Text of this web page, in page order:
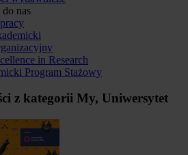
do nas
in Research
Program Stażowy
z kategorii My, Uniwersytet